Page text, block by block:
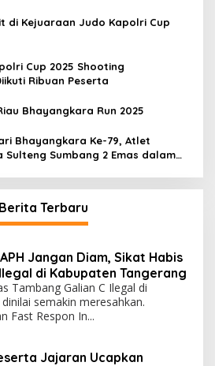
di Kejuaraan Judo Kapolri Cup
Cup 2025 Shooting
Ribuan Peserta
Bhayangkara Run 2025
Bhayangkara Ke-79, Atlet
Sulteng Sumbang 2 Emas dalam
Berita Terbaru
Jangan Diam, Sikat Habis
di Kabupaten Tangerang
Tambang Galian C Ilegal di
semakin meresahkan.
Fast Respon In...
Jajaran Ucapkan